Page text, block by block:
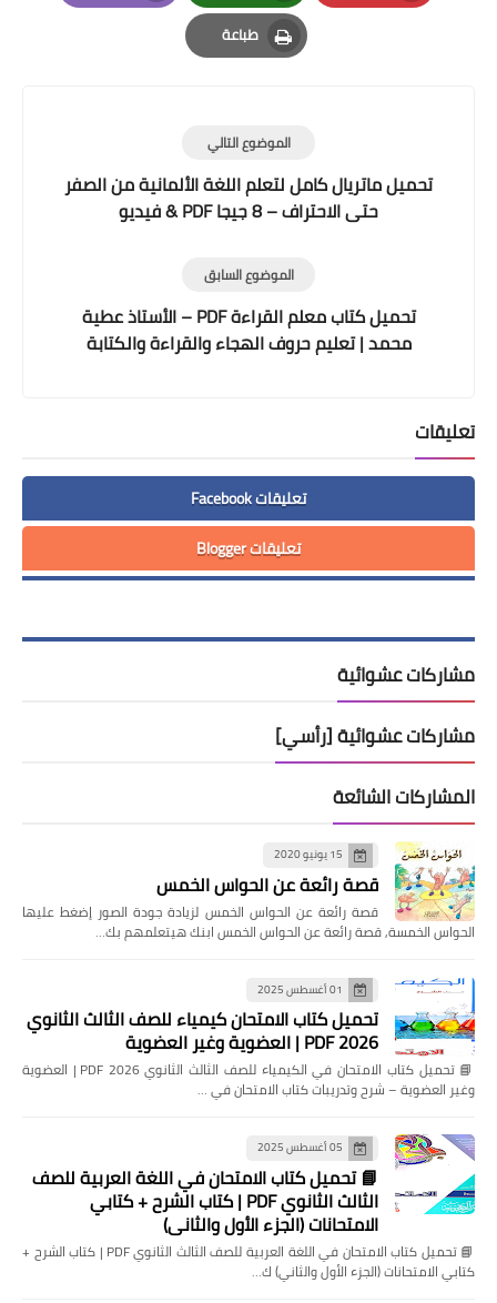
Pinterest
Whatsapp
Email
طباعة
Print
الموضوع التالي
تحميل ماتريال كامل لتعلم اللغة الألمانية من الصفر
حتى الاحتراف – 8 جيجا PDF & فيديو
الموضوع السابق
تحميل كتاب معلم القراءة PDF – الأستاذ عطية
محمد | تعليم حروف الهجاء والقراءة والكتابة
تعليقات
تعليقات Facebook
تعليقات Blogger
مشاركات عشوائية
مشاركات عشوائية [رأسي]
المشاركات الشائعة
15 يونيو 2020
قصة رائعة عن الحواس الخمس
قصة رائعة عن الحواس الخمس لزيادة جودة الصور إضغط عليها
الحواس الخمسة, قصة رائعة عن الحواس الخمس ابنك هيتعلمهم بك…
01 أغسطس 2025
تحميل كتاب الامتحان كيمياء للصف الثالث الثانوي
2026 PDF | العضوية وغير العضوية
📘 تحميل كتاب الامتحان في الكيمياء للصف الثالث الثانوي 2026 PDF | العضوية
وغير العضوية – شرح وتدريبات كتاب الامتحان في …
05 أغسطس 2025
📘 تحميل كتاب الامتحان في اللغة العربية للصف
الثالث الثانوي PDF | كتاب الشرح + كتابي
الامتحانات (الجزء الأول والثاني)
📘 تحميل كتاب الامتحان في اللغة العربية للصف الثالث الثانوي PDF | كتاب الشرح +
كتابي الامتحانات (الجزء الأول والثاني) ك…